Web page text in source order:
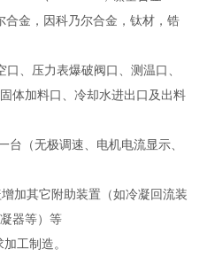
金，因科乃尔合金，钛材，锆
、压力表爆破阀口、测温口、
体加料口、冷却水进出口及出料
台（无极调速、电机电流显示、
加其它附助装置（如冷凝回流装
器等）等
工制造。